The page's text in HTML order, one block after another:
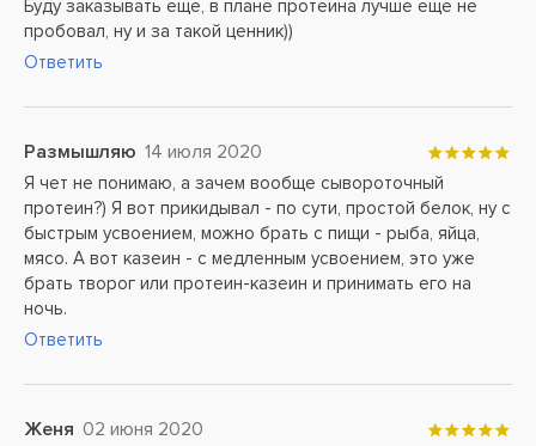
Буду заказывать еще, в плане протеина лучше еще не
пробовал, ну и за такой ценник))
Ответить
Размышляю 14 июля 2020
Я чет не понимаю, а зачем вообще сывороточный
протеин?) Я вот прикидывал - по сути, простой белок, ну с
быстрым усвоением, можно брать с пищи - рыба, яйца,
мясо. А вот казеин - с медленным усвоением, это уже
брать творог или протеин-казеин и принимать его на
ночь.
Ответить
Женя 02 июня 2020